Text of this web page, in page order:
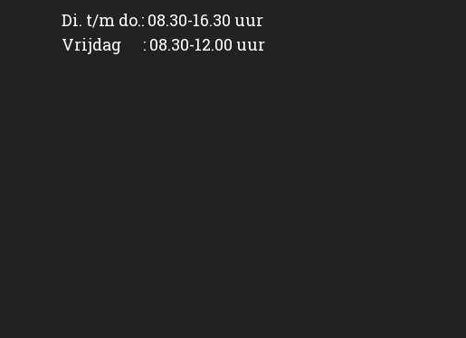
Di. t/m do.: 08.30-16.30 uur
Vrijdag : 08.30-12.00 uur